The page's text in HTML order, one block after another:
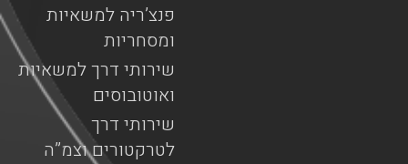
פנצ’ריה למשאיות
ומסחריות
שירותי דרך למשאיות
ואוטובוסים
שירותי דרך
לטרקטורים וצמ”ה